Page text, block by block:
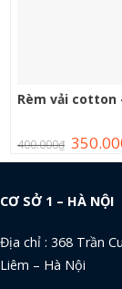
Rèm vải cotton
400.000₫
CƠ SỞ 1 – HÀ NỘI
Địa chỉ : 368 Trần
Liêm – Hà Nội